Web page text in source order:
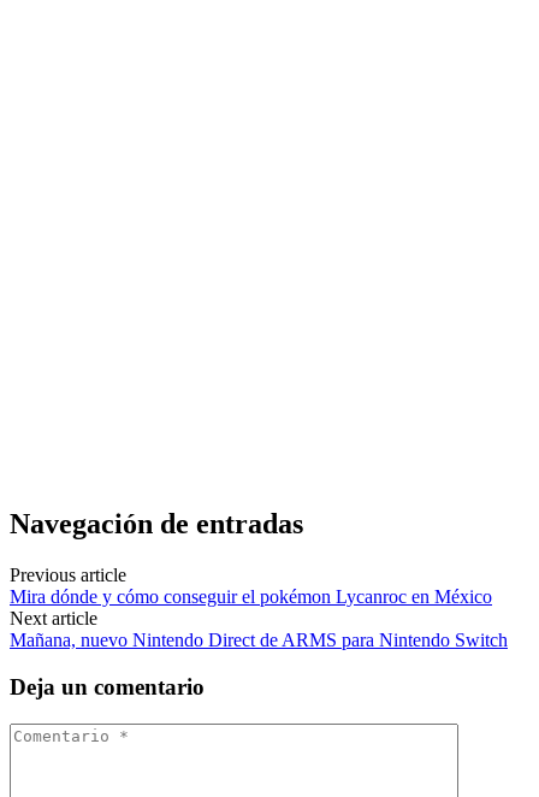
Navegación de entradas
Previous article
Mira dónde y cómo conseguir el pokémon Lycanroc en México
Next article
Mañana, nuevo Nintendo Direct de ARMS para Nintendo Switch
Deja un comentario